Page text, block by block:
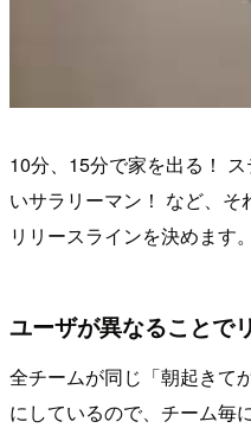
10分、15分で家を出る！
いサラリーマン！ など、
リリースラインを決めます。
ユーザが異なることで
全チームが同じ「朝起きて
にしているので、チーム毎